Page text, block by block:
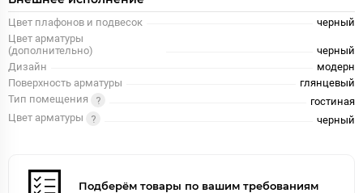
Цвет плафонов и подвесок
черный
Цвет арматуры
(дополнительно)
черный
Дизайн
модерн
Поверхность арматуры
глянцевый
Тип помещения
гостиная
Цвет арматуры
черный
Подберём товары по вашим требованиям